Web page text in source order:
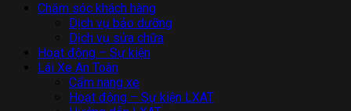
Chăm sóc khách hàng
Dịch vụ bảo dưỡng
Dịch vụ sửa chữa
Hoạt động – Sự kiện
Lái Xe An Toàn
Cẩm nang xe
Hoạt động – Sự kiện LXAT